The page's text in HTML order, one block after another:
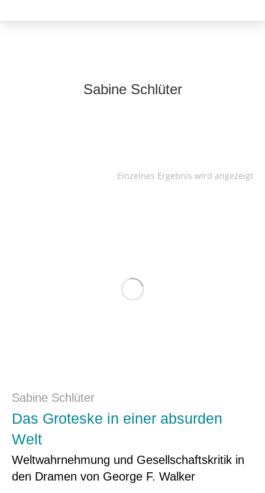
Sabine Schlüter
Einzelnes Ergebnis wird angezeigt
Sabine Schlüter
Das Groteske in einer absurden
Welt
Weltwahrnehmung und Gesellschaftskritik in
den Dramen von George F. Walker